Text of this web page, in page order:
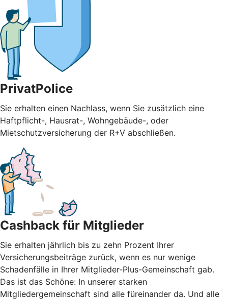
PrivatPolice
Sie erhalten einen Nachlass, wenn Sie zusätzlich eine
Haftpflicht-, Hausrat-, Wohngebäude-, oder
Mietschutzversicherung der R+V abschließen.
Cashback für Mitglieder
Sie erhalten jährlich bis zu zehn Prozent Ihrer
Versicherungsbeiträge zurück, wenn es nur wenige
Schadenfälle in Ihrer Mitglieder-Plus-Gemeinschaft gab.
Das ist das Schöne: In unserer starken
Mitgliedergemeinschaft sind alle füreinander da. Und alle